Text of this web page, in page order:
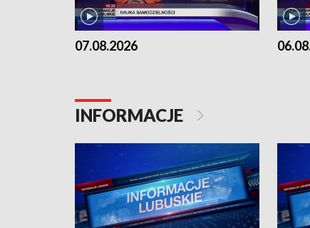
07.08.2026
INFORMACJE